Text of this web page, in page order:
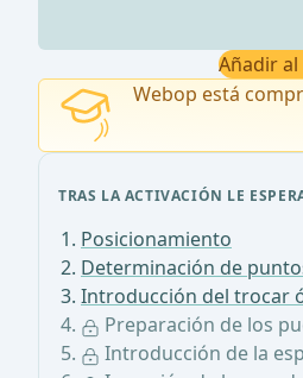
Añadir
Webop está
TRAS LA ACTIVACIÓN LE
Posicionamiento
Determinación de
Introducción del trocar
Preparación de los
Introducción de la